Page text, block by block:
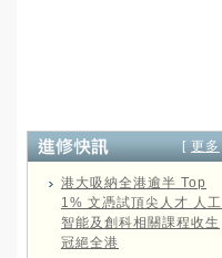
[ 更多
港大吸納全港逾半 Top
1% 文憑試頂尖人才 人工
智能及創科相關課程收生
冠絕全港